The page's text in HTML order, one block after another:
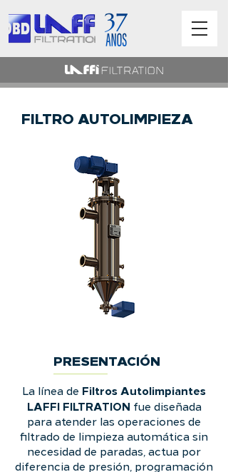
FILTRO AUTOLIMPIEZA
PRESENTACIÓN
La línea de Filtros Autolimpiantes
LAFFI FILTRATION fue diseñada
para atender las operaciones de
filtrado de limpieza automática sin
necesidad de paradas, actua por
diferencia de presión, programación